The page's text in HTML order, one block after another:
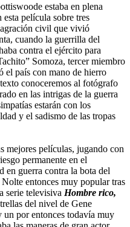
estaba en plena
esta película sobre tres
civil que vivió
cuando la guerrilla del
contra el ejército para
Somoza, tercer miembro
el país con mano de hierro
conoceremos al fotógrafo
en las intrigas de la guerra
estarán con los
y el sadismo de las tropas
mejores películas, jugando con
permanente en el
en guerra contra la bota del
entonces muy popular tras
serie televisiva Hombre rico,
del nivel de Gene
por entonces todavía muy